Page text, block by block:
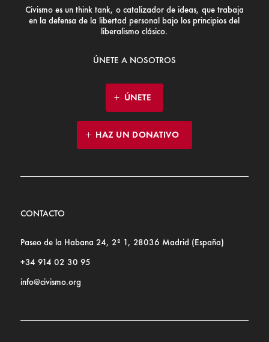
Civismo es un think tank, o catalizador de ideas, que trabaja
en la defensa de la libertad personal bajo los principios del
liberalismo clásico.
ÚNETE A NOSOTROS
ÚNETE
HAZ UN DONATIVO
CONTACTO
Paseo de la Habana 24, 2º 1, 28036 Madrid (España)
+34 914 02 30 95
info@civismo.org